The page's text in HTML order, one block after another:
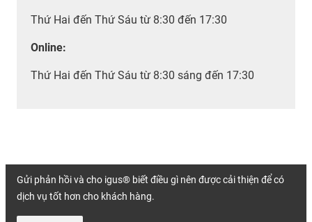
Thứ Hai đến Thứ Sáu từ 8:30 đến 17:30
Online:
Thứ Hai đến Thứ Sáu từ 8:30 sáng đến 17:30
Gửi phản hồi và cho igus® biết điều gì nên được cải thiện để có
dịch vụ tốt hơn cho khách hàng.